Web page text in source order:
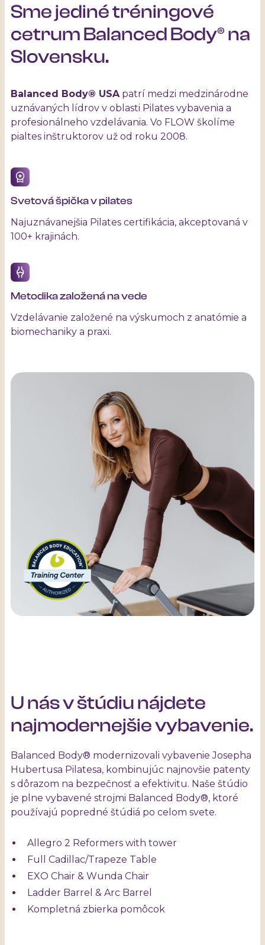
Sme jediné tréningové
cetrum Balanced Body® na
Slovensku.
Balanced Body® USApatrí medzi medzinárodne
uznávaných lídrov v oblasti Pilates vybavenia a
profesionálneho vzdelávania. Vo FLOW školíme
pialtes inštruktorov už od roku 2008.
Svetová špička v pilates
Najuznávanejšia Pilates certifikácia, akceptovaná v
100+ krajinách.
Metodika založená na vede
Vzdelávanie založené na výskumoch z anatómie a
biomechaniky a praxi.
U nás v štúdiu nájdete
najmodernejšie vybavenie.
Balanced Body® modernizovali vybavenie Josepha
Hubertusa Pilatesa, kombinujúc najnovšie patenty
s dôrazom na bezpečnosť a efektivitu. Naše štúdio
je plne vybavené strojmi Balanced Body®, ktoré
používajú popredné štúdiá po celom svete.
Allegro 2 Reformers with tower
Full Cadillac/Trapeze Table
EXO Chair & Wunda Chair
Ladder Barrel & Arc Barrel
Kompletná zbierka pomôcok